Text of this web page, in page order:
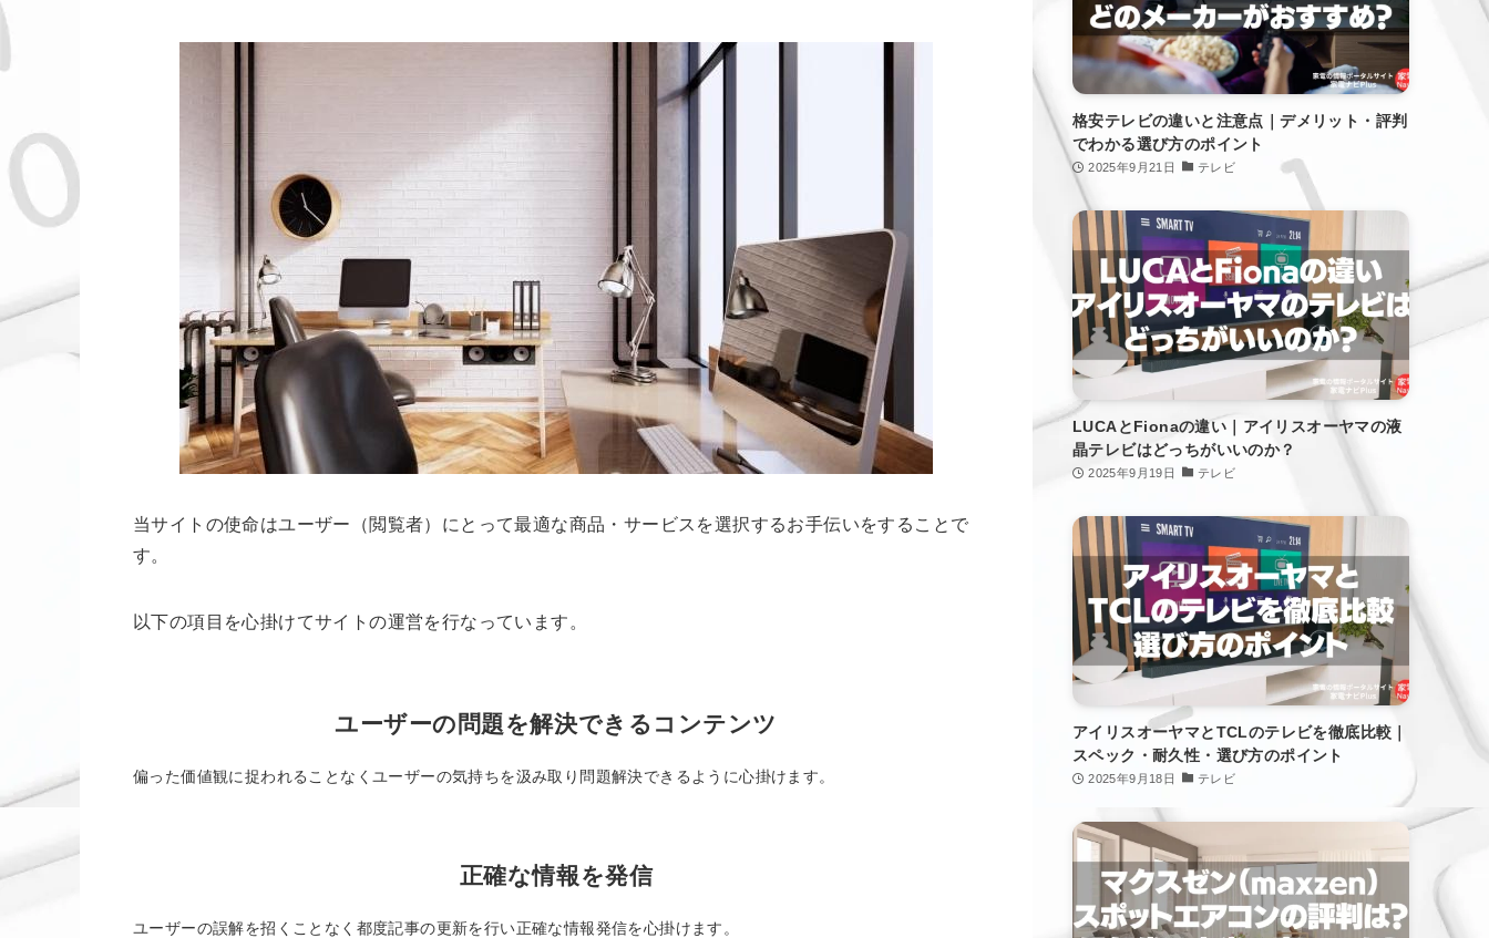
当サイトの使命はユーザー（閲覧者）にとって最適な商品・サービスを選択するお手伝いをすることで
す。
以下の項目を心掛けてサイトの運営を行なっています。
ユーザーの問題を解決できるコンテンツ
偏った価値観に捉われることなくユーザーの気持ちを汲み取り問題解決できるように心掛けます。
正確な情報を発信
ユーザーの誤解を招くことなく都度記事の更新を行い正確な情報発信を心掛けます。
格安テレビの違いと注意点｜デメリット・評判
でわかる選び方のポイント
2025年9月21日 テレビ
LUCAとFionaの違い｜アイリスオーヤマの液
晶テレビはどっちがいいのか？
2025年9月19日 テレビ
アイリスオーヤマとTCLのテレビを徹底比較｜
スペック・耐久性・選び方のポイント
2025年9月18日 テレビ